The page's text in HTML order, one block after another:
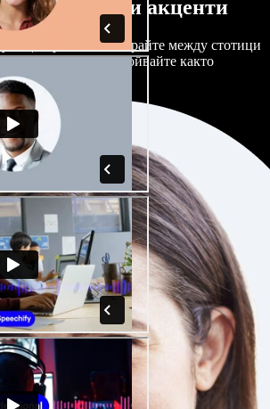
най-различни акценти
проекта. Избирайте между стотици
акценти и ги настройвайте както